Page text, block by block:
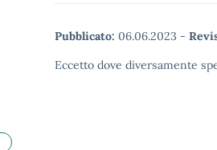
Pubblicato: 06.06.2023 -
Eccetto dove diversamente